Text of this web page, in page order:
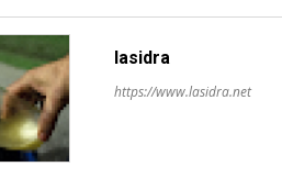
lasidra
https://www.lasidra.net